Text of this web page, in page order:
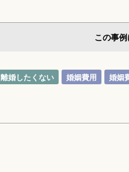
この事
離婚したくない 婚姻費用 婚姻